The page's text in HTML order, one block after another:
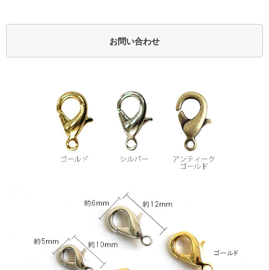
お問い合わせ